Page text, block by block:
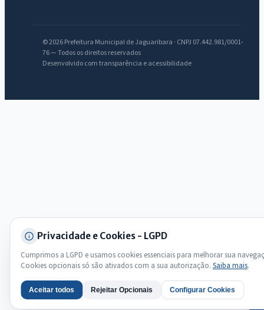
© 2026 Prefeitura Municipal de Jaguaribara · CNPJ 07.442.981/0001-
76 — Todos os direitos reservados
Desenvolvido com transparência e acessibilidade
Privacidade e Cookies - LGPD
Cumprimos a LGPD e usamos cookies essenciais para melhorar sua
Cookies opcionais só são ativados com a sua autorização. Saiba mais.
Aceitar todos Rejeitar Opcionais Configurar Cookies
licitações, estrutura ou transparência do município.
Licitações abertas Carta de serviços Diário Oficial